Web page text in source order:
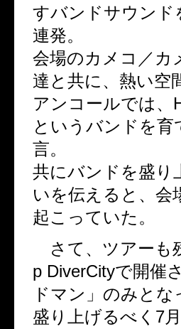
すバンドサウンド
連発。
会場のカメコ／カ
達と共に、熱い空
アンコールでは、
というバンドを
言。
共にバンドを盛り
いを伝えると、会
起こっていた。
さて、ツアーも
p DiverCityで開催
ドマン」のみと
盛り上げるべく7